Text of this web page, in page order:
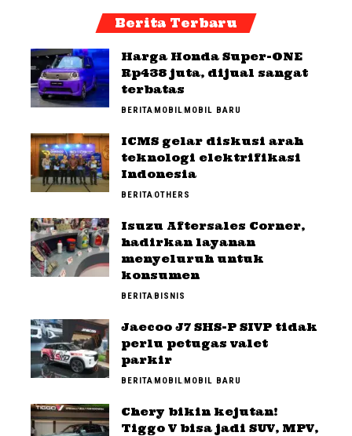
Berita Terbaru
Harga Honda Super-ONE
Rp438 juta, dijual sangat
terbatas
BERITAMOBIL MOBIL BARU
ICMS gelar diskusi arah
teknologi elektrifikasi
Indonesia
BERITAOTHERS
Isuzu Aftersales Corner,
hadirkan layanan
menyeluruh untuk
konsumen
BERITABISNIS
Jaecoo J7 SHS-P SIVP tidak
perlu petugas valet
parkir
BERITAMOBIL MOBIL BARU
Chery bikin kejutan!
Tiggo V bisa jadi SUV, MPV,